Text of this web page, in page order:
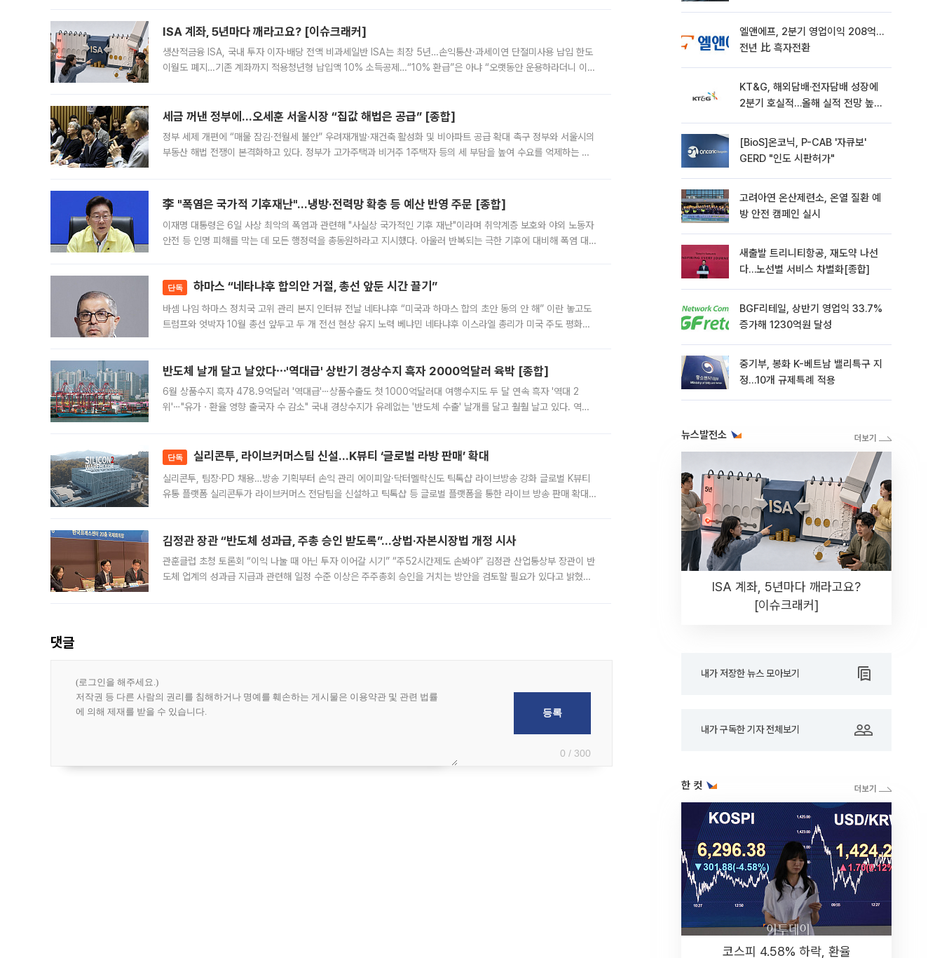
ISA 계좌, 5년마다 깨라고요? [이슈크래커]
생산적금융 ISA, 국내 투자 이자·배당 전액 비과세일반 ISA는 최장 5년…손익통산·과세이연 단절미사용 납입 한도
이월도 폐지…기존 계좌까지 적용청년형 납입액 10% 소득공제…“10% 환급”은 아냐 “오랫동안 운용하라더니 이제
세금 꺼낸 정부에…오세훈 서울시장 “집값 해법은 공급” [종합]
정부 세제 개편에 “매물 잠김·전월세 불안” 우려재개발·재건축 활성화 및 비아파트 공급 확대 촉구 정부와 서울시의
부동산 해법 전쟁이 본격화하고 있다. 정부가 고가주택과 비거주 1주택자 등의 세 부담을 높여 수요를 억제하는 카
李 "폭염은 국가적 기후재난"…냉방·전력망 확충 등 예산 반영 주문 [종합]
이재명 대통령은 6일 사상 최악의 폭염과 관련해 "사실상 국가적인 기후 재난"이라며 취약계층 보호와 야외 노동자
안전 등 인명 피해를 막는 데 모든 행정력을 총동원하라고 지시했다. 아울러 반복되는 극한 기후에 대비해 폭염 대응
단독 하마스 “네타냐후 합의안 거절, 총선 앞둔 시간 끌기”
바셈 나임 하마스 정치국 고위 관리 본지 인터뷰 전날 네타냐후 “미국과 하마스 합의 초안 동의 안 해” 이란 놓고도
트럼프와 엇박자 10월 총선 앞두고 두 개 전선 현상 유지 노력 베냐민 네타냐후 이스라엘 총리가 미국 주도 평화위
반도체 날개 달고 날았다⋯'역대급' 상반기 경상수지 흑자 2000억달러 육박 [종합]
6월 상품수지 흑자 478.9억달러 '역대급'⋯상품수출도 첫 1000억달러대 여행수지도 두 달 연속 흑자 '역대 2
위'⋯"유가ㆍ환율 영향 출국자 수 감소" 국내 경상수지가 유례없는 '반도체 수출' 날개를 달고 훨훨 날고 있다. 역대
단독 실리콘투, 라이브커머스팀 신설…K뷰티 ‘글로벌 라방 판매’ 확대
실리콘투, 팀장·PD 채용…방송 기획부터 손익 관리 에이피알·닥터멜락신도 틱톡샵 라이브방송 강화 글로벌 K뷰티
유통 플랫폼 실리콘투가 라이브커머스 전담팀을 신설하고 틱톡샵 등 글로벌 플랫폼을 통한 라이브 방송 판매 확대에
김정관 장관 “반도체 성과급, 주총 승인 받도록”…상법·자본시장법 개정 시사
관훈클럽 초청 토론회 “이익 나눌 때 아닌 투자 이어갈 시기” “주52시간제도 손봐야” 김정관 산업통상부 장관이 반
도체 업계의 성과급 지급과 관련해 일정 수준 이상은 주주총회 승인을 거치는 방안을 검토할 필요가 있다고 밝혔다.
댓글
0 / 300
엘앤에프, 2분기 영업이익 208억…
전년 比 흑자전환
KT&G, 해외담배·전자담배 성장에
2분기 호실적…올해 실적 전망 높였
[BioS]온코닉, P-CAB '자큐보'
GERD "인도 시판허가"
고려아연 온산제련소, 온열 질환 예
방 안전 캠페인 실시
새출발 트리니티항공, 재도약 나선
다…노선별 서비스 차별화[종합]
BGF리테일, 상반기 영업익 33.7%
증가해 1230억원 달성
중기부, 봉화 K-베트남 밸리특구 지
정…10개 규제특례 적용
뉴스발전소
ISA 계좌, 5년마다 깨라고요?
[이슈크래커]
내가 저장한 뉴스 모아보기
내가 구독한 기자 전체보기
한 컷
코스피 4.58% 하락, 환율